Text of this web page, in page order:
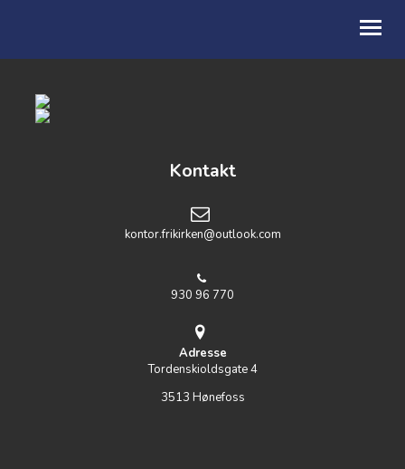
Kontakt
kontor.frikirken@outlook.com
930 96 770
Adresse
Tordenskioldsgate 4
3513 Hønefoss